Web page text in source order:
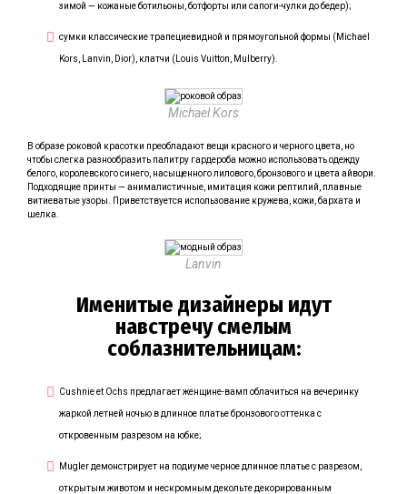
зимой — кожаные ботильоны, ботфорты или сапоги-чулки до бедер);
сумки классические трапециевидной и прямоугольной формы (Michael
Kors, Lanvin, Dior), клатчи (Louis Vuitton, Mulberry).
Michael Kors
В образе роковой красотки преобладают вещи красного и черного цвета, но
чтобы слегка разнообразить палитру гардероба можно использовать одежду
белого, королевского синего, насыщенного лилового, бронзового и цвета айвори.
Подходящие принты — анималистичные, имитация кожи рептилий, плавные
витиеватые узоры. Приветствуется использование кружева, кожи, бархата и
шелка.
Lanvin
Именитые дизайнеры идут
навстречу смелым
соблазнительницам:
Cushnie et Ochs предлагает женщине-вамп облачиться на вечеринку
жаркой летней ночью в длинное платье бронзового оттенка с
откровенным разрезом на юбке;
Mugler демонстрирует на подиуме черное длинное платье с разрезом,
открытым животом и нескромным декольте декорированным